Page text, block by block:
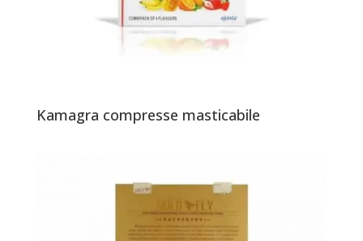
Kamagra compresse masticabile